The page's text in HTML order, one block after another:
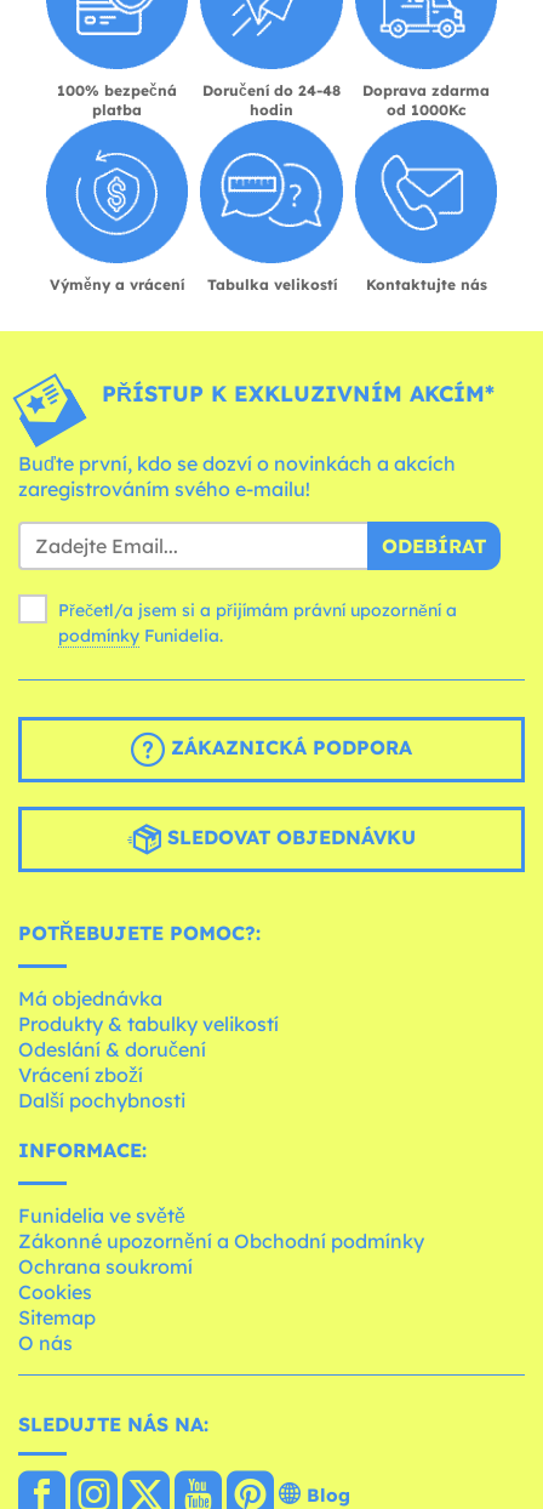
100% bezpečná
platba
Doručení do 24-48
hodin
Doprava zdarma
od 1000Kc
Výměny a vrácení Tabulka velikostí Kontaktujte nás
PŘÍSTUP K EXKLUZIVNÍM AKCÍM*
Buďte první, kdo se dozví o novinkách a akcích
zaregistrováním svého e-mailu!
ODEBÍRAT
Přečetl/a jsem si a přijímám právní upozornění a
podmínky Funidelia.
ZÁKAZNICKÁ PODPORA
SLEDOVAT OBJEDNÁVKU
POTŘEBUJETE POMOC?:
Má objednávka
Produkty & tabulky velikostí
Odeslání & doručení
Vrácení zboží
Další pochybnosti
INFORMACE:
Funidelia ve světě
Zákonné upozornění a Obchodní podmínky
Ochrana soukromí
Cookies
Sitemap
O nás
SLEDUJTE NÁS NA:
Blog